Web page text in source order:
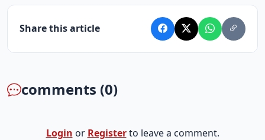
Share this article
comments (0)
Login or Registerto leave a comment.